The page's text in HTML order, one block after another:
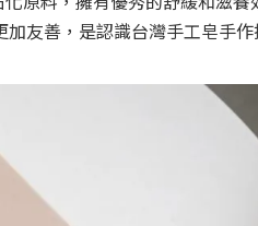
友善，是認識台灣手工皂手作